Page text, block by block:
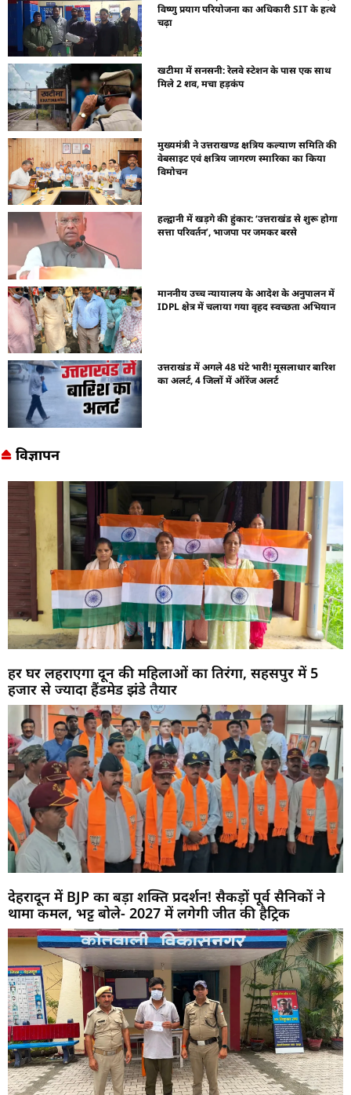
विष्णु प्रयाग परियोजना का अधिकारी SIT के हत्थे
चढ़ा
खटीमा में सनसनी: रेलवे स्टेशन के पास एक साथ
मिले 2 शव, मचा हड़कंप
मुख्यमंत्री ने उत्तराखण्ड क्षत्रिय कल्याण समिति की
वेबसाइट एवं क्षत्रिय जागरण स्मारिका का किया
विमोचन
हल्द्वानी में खड़गे की हुंकार: ‘उत्तराखंड से शुरू होगा
सत्ता परिवर्तन’, भाजपा पर जमकर बरसे
माननीय उच्च न्यायालय के आदेश के अनुपालन में
IDPL क्षेत्र में चलाया गया वृहद स्वच्छता अभियान
उत्तराखंड में अगले 48 घंटे भारी! मूसलाधार बारिश
का अलर्ट, 4 जिलों में ऑरेंज अलर्ट
विज्ञापन
हर घर लहराएगा दून की महिलाओं का तिरंगा, सहसपुर में 5
हजार से ज्यादा हैंडमेड झंडे तैयार
देहरादून में BJP का बड़ा शक्ति प्रदर्शन! सैकड़ों पूर्व सैनिकों ने
थामा कमल, भट्ट बोले- 2027 में लगेगी जीत की हैट्रिक